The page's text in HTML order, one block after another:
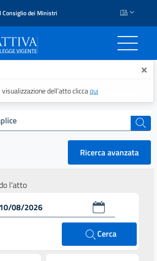
Consiglio dei Ministri ITA
- Il portale ×
dell’atto cliccaqui
cerca
Ricerca avanzata
l'atto
Cerca